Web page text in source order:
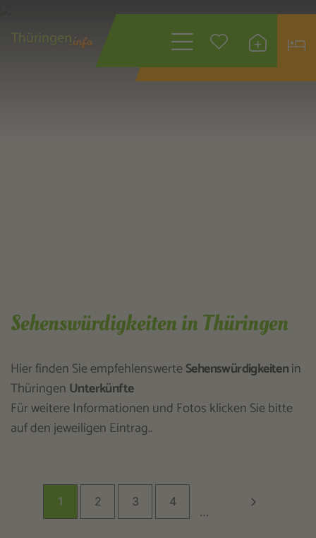
Wonach suchen
Sehenswürdigkeiten in Thüringen
Hier finden Sie empfehlenswerte Sehenswürdigkeitenin
Thüringen Unterkünfte
Für weitere Informationen und Fotos klicken Sie bitte
auf den jeweiligen Eintrag..
1 2 3 4
…